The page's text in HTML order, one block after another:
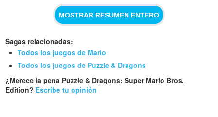
MOSTRAR RESUMEN ENTERO
Sagas relacionadas:
Todos los juegos de Mario
Todos los juegos de Puzzle & Dragons
¿Merece la pena Puzzle & Dragons: Super Mario Bros.
Edition? Escribe tu opinión